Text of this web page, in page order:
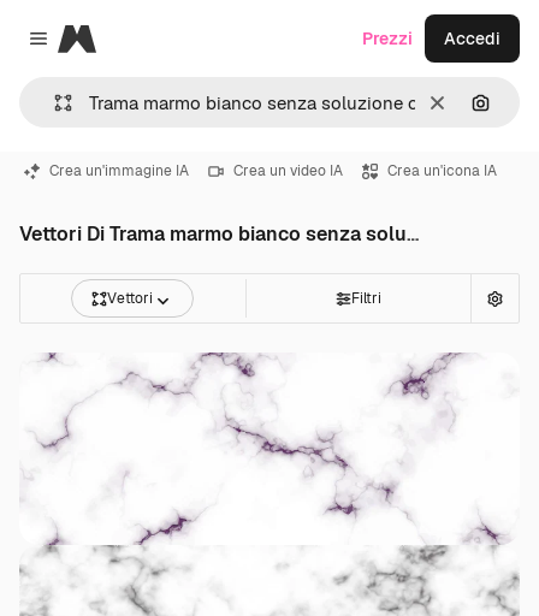
Close menu
Magnific
CancellaCerca
Prezzi Accedi
Crea un'immagine IA Crea un video IA Crea un'icona IA
Vettori Di Trama marmo bianco senza soluzione continuita
Vettori Filtri